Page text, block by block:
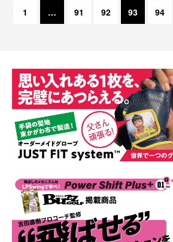
1 … 91 92 93 94